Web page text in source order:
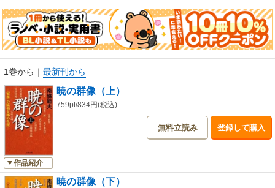
1巻から ｜ 最新刊から
作品紹介
暁の群像（上）
759pt/834円(税込)
無料立読み 登録して購入
暁の群像（下）